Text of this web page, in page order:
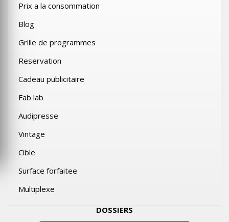
Prix a la consommation
Blog
Grille de programmes
Reservation
Cadeau publicitaire
Fab lab
Audipresse
Vintage
Cible
Surface forfaitee
Multiplexe
DOSSIERS